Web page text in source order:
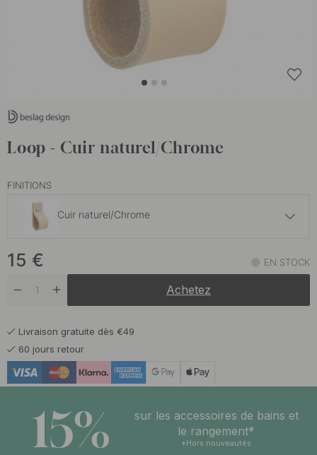
Loop - Cuir naturel/Chrome
FINITIONS
Cuir naturel/Chrome
En stock
En stock
Cuir Marron/Noir
Cuir Noir/Chrome 15 €
Cuir Noir/Noir
15 € EN STOCK
Achetez
Livraison gratuite dès €49
60 jours retour
15%
sur les accessoires de bains et
le rangement*
*Hors nouveautés